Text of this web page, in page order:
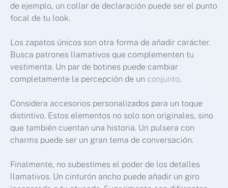
de ejemplo, un collar de declaración puede ser el punto
focal de tu look.
Los zapatos únicos son otra forma de añadir carácter.
Busca patrones llamativos que complementen tu
vestimenta. Un par de botines puede cambiar
completamente la percepción de un conjunto.
Considera accesorios personalizados para un toque
distintivo. Estos elementos no solo son originales, sino
que también cuentan una historia. Un pulsera con
charms puede ser un gran tema de conversación.
Finalmente, no subestimes el poder de los detalles
llamativos. Un cinturón ancho puede añadir un giro